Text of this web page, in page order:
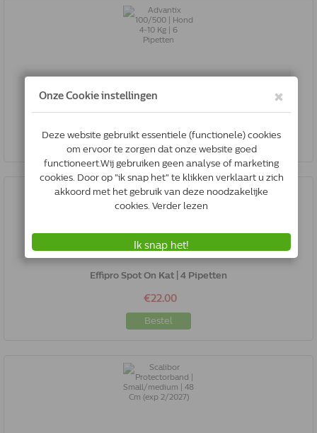
Advantix 100/500 | Hond 4-10 Kg | 6 Pipetten
Effipro Spot On Kat | 4 Pipetten
€22.00
Bestel